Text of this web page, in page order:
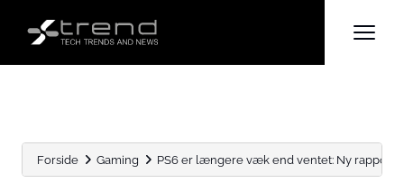
Forside Gaming PS6 er længere væk end ventet: Ny rapport